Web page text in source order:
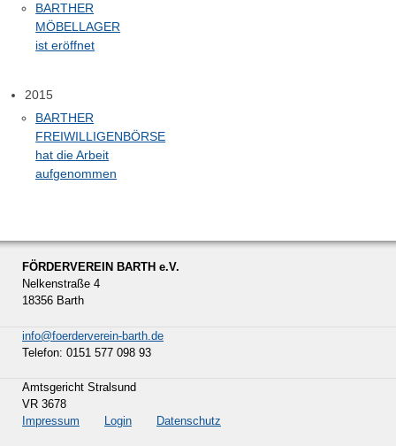
BARTHER
MÖBELLAGER
ist eröffnet
2015
BARTHER
FREIWILLIGENBÖRSE
hat die Arbeit
aufgenommen
FÖRDERVEREIN BARTH e.V.
Nelkenstraße 4
18356 Barth
info@foerderverein-barth.de
Telefon: 0151 577 098 93
Amtsgericht Stralsund
VR 3678
Impressum
Login Datenschutz